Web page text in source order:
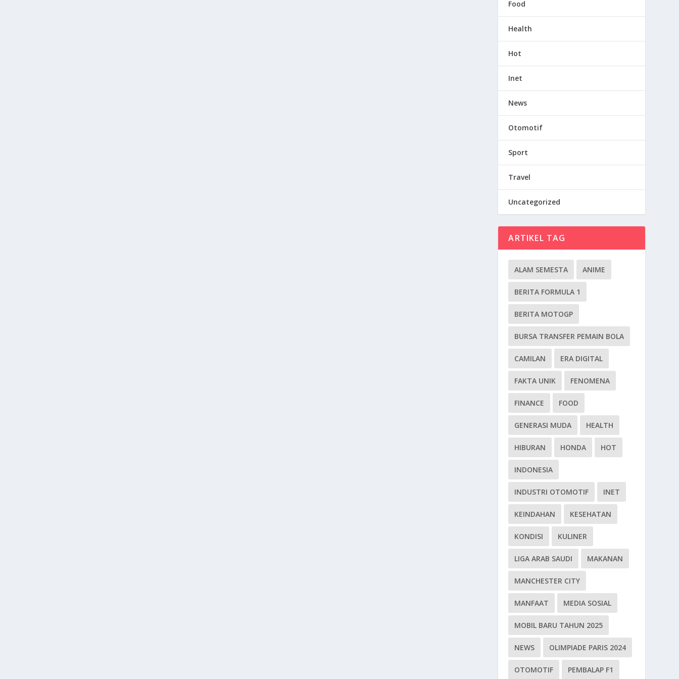
Food
Health
Hot
Inet
News
Otomotif
Sport
Travel
Uncategorized
ARTIKEL TAG
ALAM SEMESTA ANIME
BERITA FORMULA 1
BERITA MOTOGP
BURSA TRANSFER PEMAIN BOLA
CAMILAN ERA DIGITAL
FAKTA UNIK FENOMENA
FINANCE FOOD
GENERASI MUDA HEALTH
HIBURAN HONDA HOT
INDONESIA
INDUSTRI OTOMOTIF INET
KEINDAHAN KESEHATAN
KONDISI KULINER
LIGA ARAB SAUDI MAKANAN
MANCHESTER CITY
MANFAAT MEDIA SOSIAL
MOBIL BARU TAHUN 2025
NEWS OLIMPIADE PARIS 2024
OTOMOTIF PEMBALAP F1